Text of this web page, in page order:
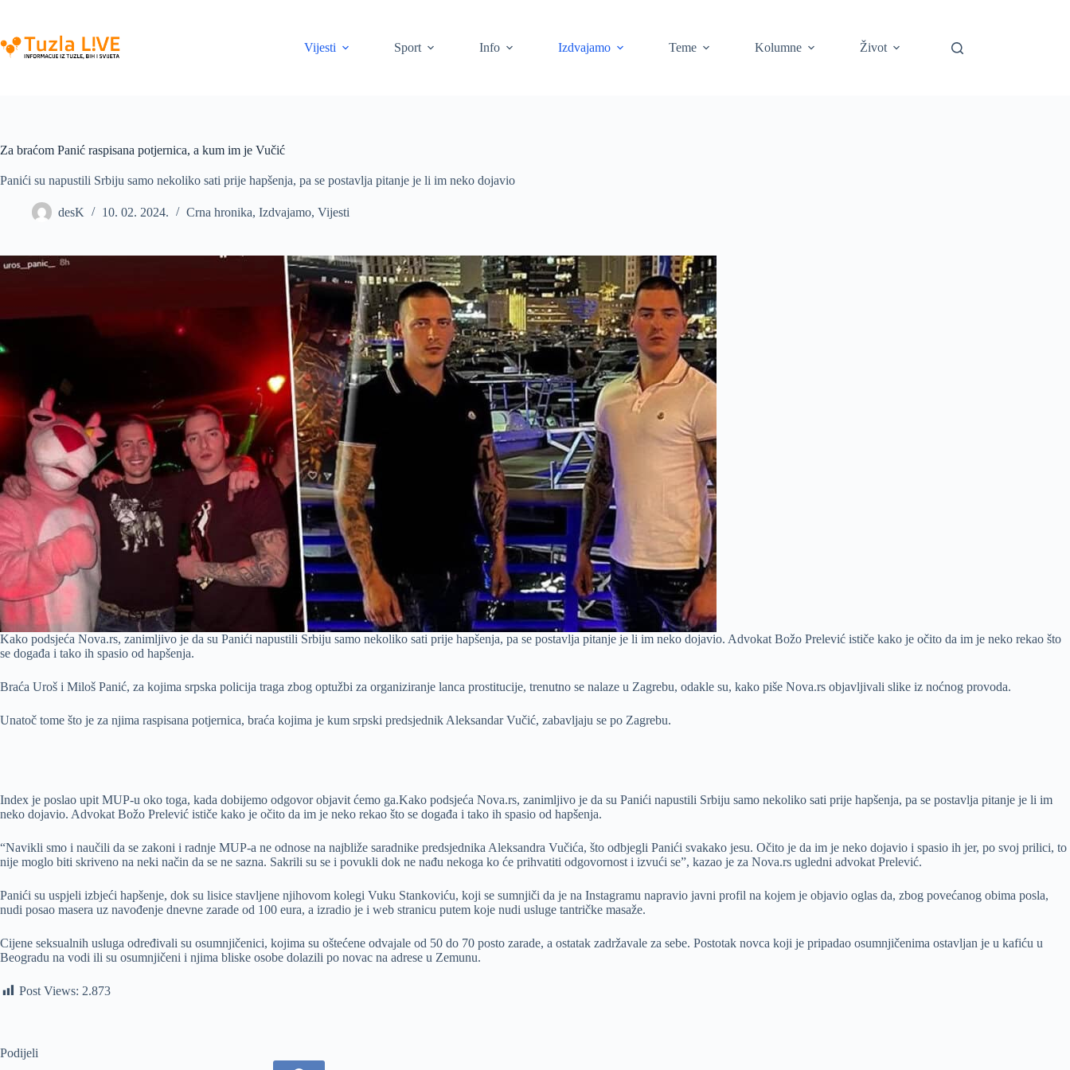
content
Vijesti
Sport Info Izdvajamo Teme Kolumne Život
Za braćom Panić raspisana potjernica, a kum im je Vučić
Panići su napustili Srbiju samo nekoliko sati prije hapšenja, pa se postavlja pitanje je li im neko dojavio
desK 10. 02. 2024. Crna hronika, Izdvajamo, Vijesti
Kako podsjeća Nova.rs, zanimljivo je da su Panići napustili Srbiju samo nekoliko sati prije hapšenja, pa se postavlja pitanje je li im neko dojavio. Advokat Božo Prelević ističe kako je očito da im je neko rekao što
se događa i tako ih spasio od hapšenja.
Braća Uroš i Miloš Panić, za kojima srpska policija traga zbog optužbi za organiziranje lanca prostitucije, trenutno se nalaze u Zagrebu, odakle su, kako piše Nova.rs objavljivali slike iz noćnog provoda.
Unatoč tome što je za njima raspisana potjernica, braća kojima je kum srpski predsjednik Aleksandar Vučić, zabavljaju se po Zagrebu.
Index je poslao upit MUP-u oko toga, kada dobijemo odgovor objavit ćemo ga.Kako podsjeća Nova.rs, zanimljivo je da su Panići napustili Srbiju samo nekoliko sati prije hapšenja, pa se postavlja pitanje je li im
neko dojavio. Advokat Božo Prelević ističe kako je očito da im je neko rekao što se događa i tako ih spasio od hapšenja.
“Navikli smo i naučili da se zakoni i radnje MUP-a ne odnose na najbliže saradnike predsjednika Aleksandra Vučića, što odbjegli Panići svakako jesu. Očito je da im je neko dojavio i spasio ih jer, po svoj prilici, to
nije moglo biti skriveno na neki način da se ne sazna. Sakrili su se i povukli dok ne nađu nekoga ko će prihvatiti odgovornost i izvući se”, kazao je za Nova.rs ugledni advokat Prelević.
Panići su uspjeli izbjeći hapšenje, dok su lisice stavljene njihovom kolegi Vuku Stankoviću, koji se sumnjiči da je na Instagramu napravio javni profil na kojem je objavio oglas da, zbog povećanog obima posla,
nudi posao masera uz navođenje dnevne zarade od 100 eura, a izradio je i web stranicu putem koje nudi usluge tantričke masaže.
Cijene seksualnih usluga određivali su osumnjičenici, kojima su oštećene odvajale od 50 do 70 posto zarade, a ostatak zadržavale za sebe. Postotak novca koji je pripadao osumnjičenima ostavljan je u kafiću u
Beogradu na vodi ili su osumnjičeni i njima bliske osobe dolazili po novac na adrese u Zemunu.
Post Views: 2.873
Podijeli